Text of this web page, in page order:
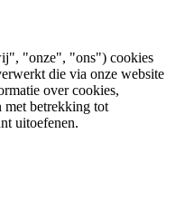
"onze", "ons") cookies
die via onze website
over cookies,
met betrekking tot
uitoefenen.